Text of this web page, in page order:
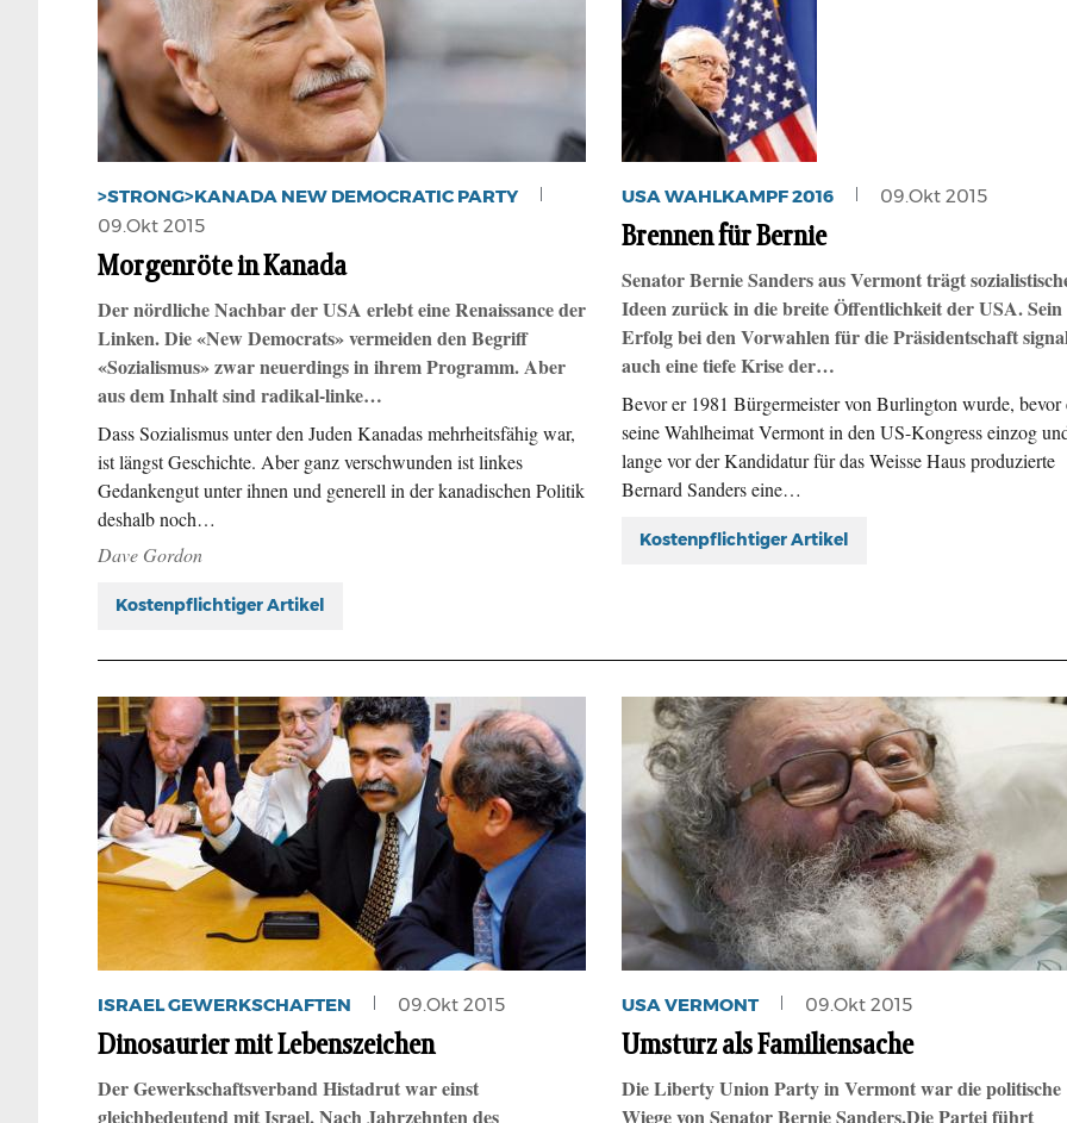
>STRONG>KANADA NEW DEMOCRATIC PARTY
09.Okt 2015
Morgenröte in Kanada
Der nördliche Nachbar der USA erlebt eine Renaissance der
Linken. Die «New Democrats» vermeiden den Begriff
«Sozialismus» zwar neuerdings in ihrem Programm. Aber
aus dem Inhalt sind radikal-linke…
Dass Sozialismus unter den Juden Kanadas mehrheitsfähig war,
ist längst Geschichte. Aber ganz verschwunden ist linkes
Gedankengut unter ihnen und generell in der kanadischen Politik
deshalb noch…
Dave Gordon
Kostenpflichtiger Artikel
USA WAHLKAMPF 2016 09.Okt 2015
Brennen für Bernie
Senator Bernie Sanders aus Vermont trägt
Ideen zurück in die breite Öffentlichkeit der USA. Sein
Erfolg bei den Vorwahlen für die Präsidentschaft
auch eine tiefe Krise der…
Bevor er 1981 Bürgermeister von Burlington wurde, bevor
seine Wahlheimat Vermont in den US-Kongress einzog
lange vor der Kandidatur für das Weisse Haus produzierte
Bernard Sanders eine…
Kostenpflichtiger Artikel
ISRAEL GEWERKSCHAFTEN 09.Okt 2015
Dinosaurier mit Lebenszeichen
Der Gewerkschaftsverband Histadrut war einst
gleichbedeutend mit Israel. Nach Jahrzehnten des
USA VERMONT 09.Okt 2015
Umsturz als Familiensache
Die Liberty Union Party in Vermont war die politische
Wiege von Senator Bernie Sanders.Die Partei führt